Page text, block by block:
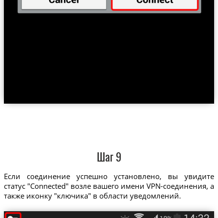
Шаг 9
Если соединение успешно установлено, вы увидите
статус "Connected" возле вашего имени VPN-соединения, а
также иконку "ключика" в области уведомлений.